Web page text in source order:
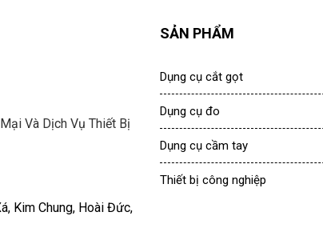
Và Dịch Vụ Thiết Bị
Kim Chung, Hoài Đức,
SẢN PHẨM
Dụng cụ cắt gọt
Dụng cụ đo
Dụng cụ cầm tay
Thiết bị công nghiệp